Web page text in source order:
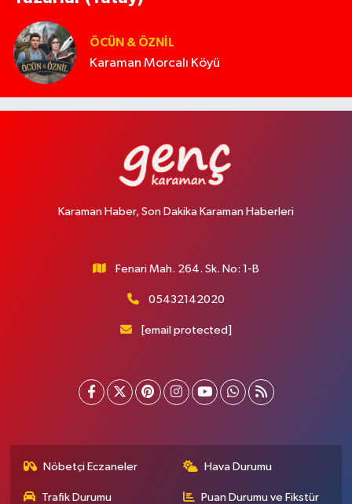
ÖCÜN & ÖZNIL
Karaman Morcalı Köyü
Karaman Haber, Son Dakika Karaman Haberleri
Fenari Mah. 264. Sk. No: 1-B
05432142020
[email protected]
Nöbetçi Eczaneler Hava Durumu
Trafik Durumu Puan Durumu ve Fikstür